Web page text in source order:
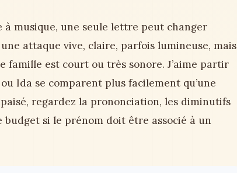
musique, une seule lettre peut changer
attaque vive, claire, parfois lumineuse, mais
famille est court ou très sonore. J’aime partir
Ida se comparent plus facilement qu’une
regardez la prononciation, les diminutifs
si le prénom doit être associé à un